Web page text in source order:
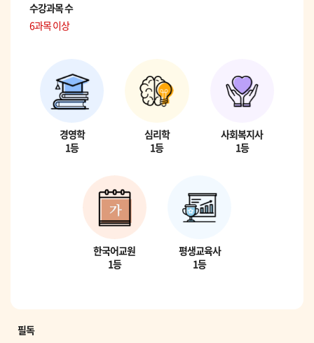
수강과목 수
6과목 이상
경영학
1등
심리학
1등
사회복지사
1등
한국어교원
1등
평생교육사
1등
필독